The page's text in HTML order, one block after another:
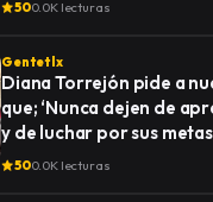
500.0K lecturas
Gentetlx
Diana Torrejón pide a
que; ‘Nunca dejen de
y de luchar por sus
500.0K lecturas